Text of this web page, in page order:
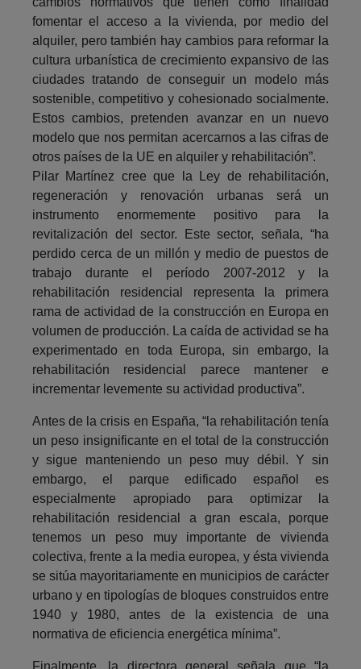
fomentar el acceso a la vivienda, por medio del
alquiler, pero también hay cambios para reformar la
cultura urbanística de crecimiento expansivo de las
ciudades tratando de conseguir un modelo más
sostenible, competitivo y cohesionado socialmente.
Estos cambios, pretenden avanzar en un nuevo
modelo que nos permitan acercarnos a las cifras de
otros países de la UE en alquiler y rehabilitación”.
Pilar Martínez cree que la Ley de rehabilitación,
regeneración y renovación urbanas será un
instrumento enormemente positivo para la
revitalización del sector. Este sector, señala, “ha
perdido cerca de un millón y medio de puestos de
trabajo durante el período 2007-2012 y la
rehabilitación residencial representa la primera
rama de actividad de la construcción en Europa en
volumen de producción. La caída de actividad se ha
experimentado en toda Europa, sin embargo, la
rehabilitación residencial parece mantener e
incrementar levemente su actividad productiva”.
Antes de la crisis en España, “la rehabilitación tenía
un peso insignificante en el total de la construcción
y sigue manteniendo un peso muy débil. Y sin
embargo, el parque edificado español es
especialmente apropiado para optimizar la
rehabilitación residencial a gran escala, porque
tenemos un peso muy importante de vivienda
colectiva, frente a la media europea, y ésta vivienda
se sitúa mayoritariamente en municipios de carácter
urbano y en tipologías de bloques construidos entre
1940 y 1980, antes de la existencia de una
normativa de eficiencia energética mínima”.
Finalmente, la directora general señala que “la